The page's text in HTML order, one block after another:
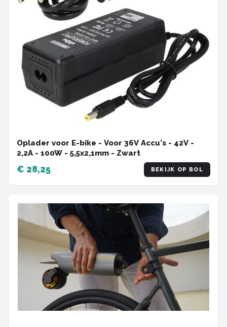
Oplader voor E-bike - Voor 36V Accu's - 42V -
2,2A - 100W - 5,5x2,1mm - Zwart
€ 28,25 BEKIJK OP BOL